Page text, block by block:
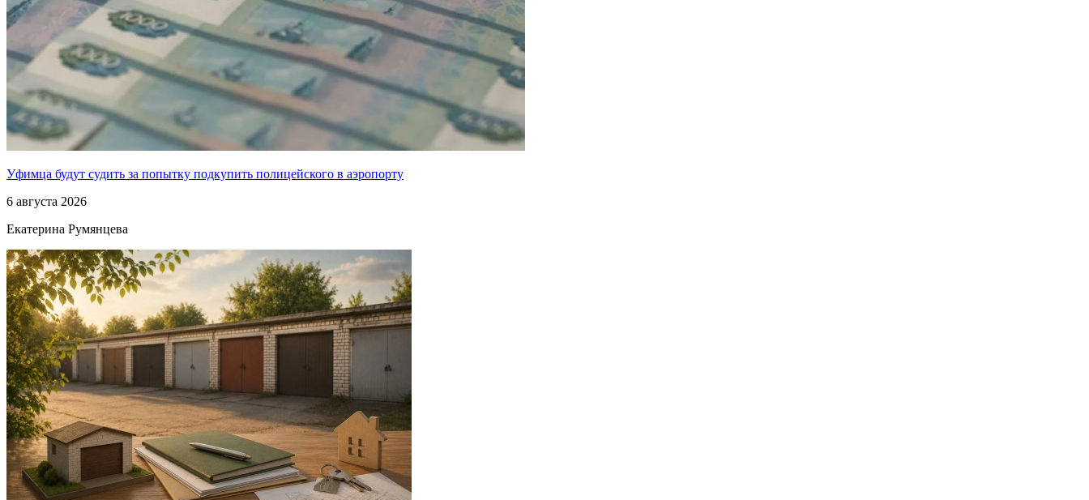
Уфимца будут судить за попытку подкупить полицейского в аэропорту
6 августа 2026
Екатерина Румянцева